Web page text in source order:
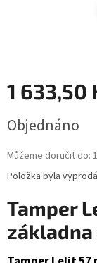
1 633,50
cena:
Objednáno
Můžeme doručit do:
Položka byla
Tamper